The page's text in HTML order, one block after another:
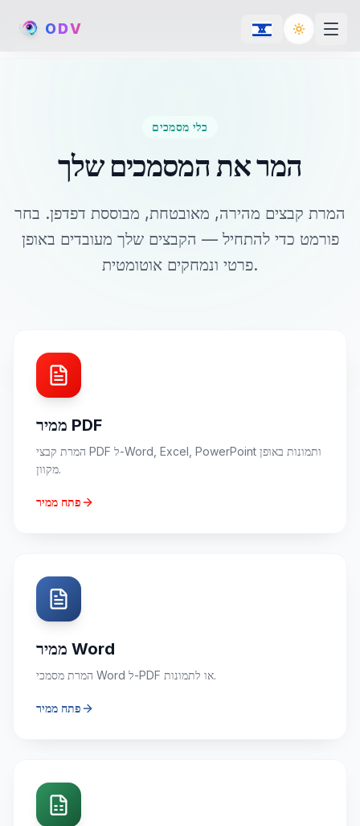
ODV Toggle
כלי מסמכים
המר את המסמכים שלך
המרת קבצים מהירה, מאובטחת, מבוססת דפדפן. בחר
פורמט כדי להתחיל — הקבצים שלך מעובדים באופן
פרטי ונמחקים אוטומטית.
ממיר PDF
המרת קבצי PDF ל-Word, Excel, PowerPoint ותמונות באופן
מקוון.
פתח ממיר
ממיר Word
המרת מסמכי Word ל-PDF או לתמונות.
פתח ממיר